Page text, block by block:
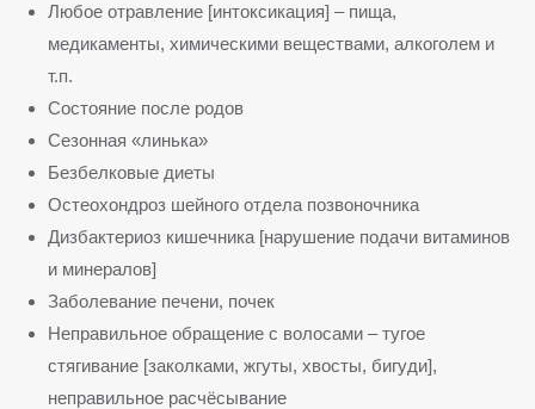
Любое отравление [интоксикация] – пища,
медикаменты, химическими веществами, алкоголем и
т.п.
Состояние после родов
Сезонная «линька»
Безбелковые диеты
Остеохондроз шейного отдела позвоночника
Дизбактериоз кишечника [нарушение подачи витаминов
и минералов]
Заболевание печени, почек
Неправильное обращение с волосами – тугое
стягивание [заколками, жгуты, хвосты, бигуди],
неправильное расчёсывание